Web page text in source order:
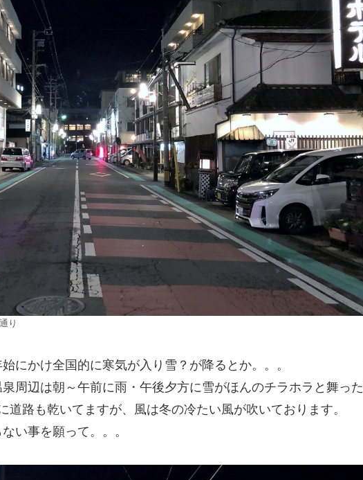
り
にかけ全国的に寒気が入り雪？が降るとか。。。
周辺は朝～午前に雨・午後夕方に雪がほんのチラホラと舞っ
道路も乾いてますが、風は冬の冷たい風が吹いております。
い事を願って。。。